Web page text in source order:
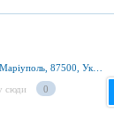
сюди 0